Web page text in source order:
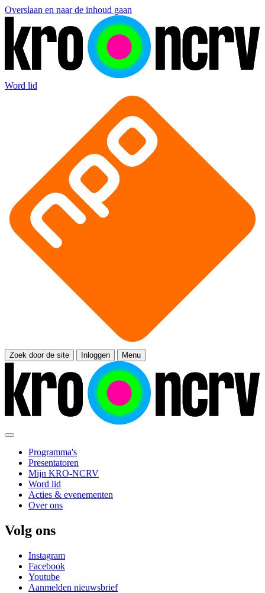
Overslaan en naar de inhoud gaan
Word lid
Zoek door de site Inloggen Menu
Programma's
Presentatoren
Mijn KRO-NCRV
Word lid
Acties & evenementen
Over ons
Volg ons
Instagram
Facebook
Youtube
Aanmelden nieuwsbrief